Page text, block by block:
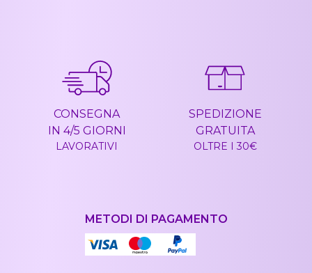
CONSEGNA
IN 4/5 GIORNI
LAVORATIVI
SPEDIZIONE
GRATUITA
OLTRE I 30€
METODI DI PAGAMENTO